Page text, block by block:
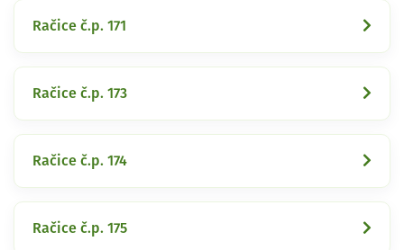
Račice č.p. 171
Račice č.p. 173
Račice č.p. 174
Račice č.p. 175